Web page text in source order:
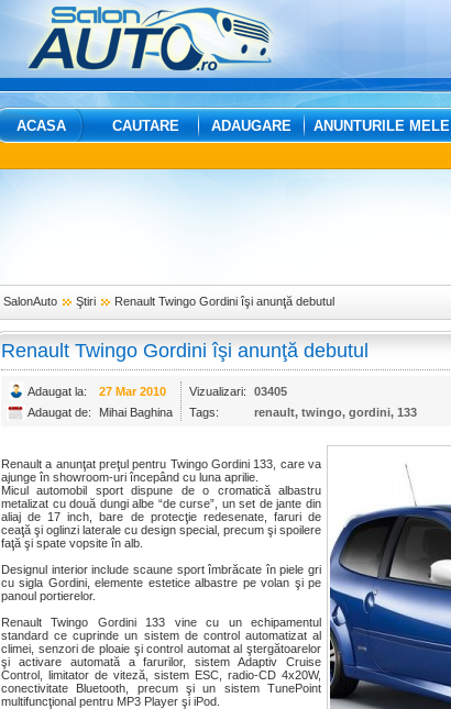
ACASA CAUTARE ADAUGARE ANUNTURILE MELE
SalonAuto Ştiri Renault Twingo Gordini îşi anunţă debutul
Renault Twingo Gordini îşi anunţă debutul
Adaugat la: 27 Mar 2010 Vizualizari:
03405
Adaugat de:
Mihai Baghina Tags: renault, twingo, gordini, 133
Renault a anunţat preţul pentru Twingo Gordini 133, care va
ajunge în showroom-uri începând cu luna aprilie.
Micul automobil sport dispune de o cromatică albastru
metalizat cu două dungi albe “de curse”, un set de jante din
aliaj de 17 inch, bare de protecţie redesenate, faruri de
ceaţă şi oglinzi laterale cu design special, precum şi spoilere
faţă şi spate vopsite în alb.
Designul interior include scaune sport îmbrăcate în piele gri
cu sigla Gordini, elemente estetice albastre pe volan şi pe
panoul portierelor.
Renault Twingo Gordini 133 vine cu un echipamentul
standard ce cuprinde un sistem de control automatizat al
climei, senzori de ploaie şi control automat al ştergătoarelor
şi activare automată a farurilor, sistem Adaptiv Cruise
Control, limitator de viteză, sistem ESC, radio-CD 4x20W,
conectivitate Bluetooth, precum şi un sistem TunePoint
multifuncţional pentru MP3 Player şi iPod.